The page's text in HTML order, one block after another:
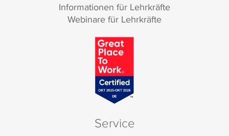
Informationen für Lehrkräfte
Webinare für Lehrkräfte
Service